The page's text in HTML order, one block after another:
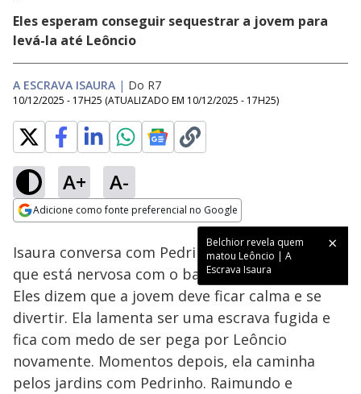
Eles esperam conseguir sequestrar a jovem para
levá-la até Leôncio
A ESCRAVA ISAURA | Do R7
10/12/2025 - 17H25 (ATUALIZADO EM 10/12/2025 - 17H25)
A+ A-
Adicione como fonte preferencial no Google
Belchior revela quem
matou Leôncio | A
Escrava Isaura
Ativar
Loaded
36.61%
Isaura conversa com Pedrinho e Miguel, dizendo
que está nervosa com o baile na casa de Álvaro.
Eles dizem que a jovem deve ficar calma e se
divertir. Ela lamenta ser uma escrava fugida e
fica com medo de ser pega por Leôncio
novamente. Momentos depois, ela caminha
pelos jardins com Pedrinho. Raimundo e